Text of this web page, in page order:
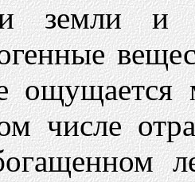
земли и
ощущается
числе